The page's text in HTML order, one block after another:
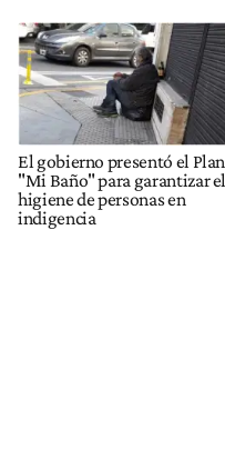
El gobierno presentó el Plan
"Mi Baño" para garantizar el
higiene de personas en
indigencia